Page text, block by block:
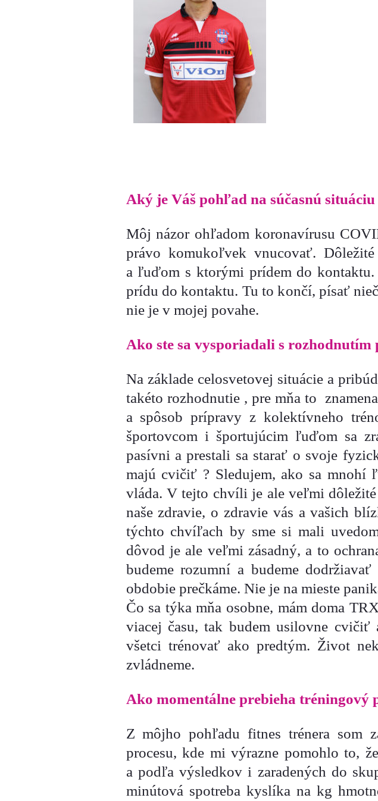
Aký je Váš pohľad na súčasnú
Môj názor ohľadom koronavírusu
právo komukoľvek vnucovať.
a ľuďom s ktorými prídem do
prídu do kontaktu. Tu to končí, písať
nie je v mojej povahe.
Ako ste sa vysporiadali s
Na základe celosvetovej situácie a
takéto rozhodnutie , pre mňa to
a spôsob prípravy z kolektívneho
športovcom i športujúcim ľuďom sa
pasívni a prestali sa starať o svoje
majú cvičiť ? Sledujem, ako sa mnohí
vláda. V tejto chvíli je ale veľmi
naše zdravie, o zdravie vás a vašich
týchto chvíľach by sme si mali
dôvod je ale veľmi zásadný, a to
budeme rozumní a budeme
obdobie prečkáme. Nie je na mieste
Čo sa týka mňa osobne, mám doma
viacej času, tak budem usilovne
všetci trénovať ako predtým. Život
zvládneme.
Ako momentálne prebieha tréningový
Z môjho pohľadu fitnes trénera som
procesu, kde mi výrazne pomohlo to,
a podľa výsledkov i zaradených do
minútová spotreba kyslíka na kg